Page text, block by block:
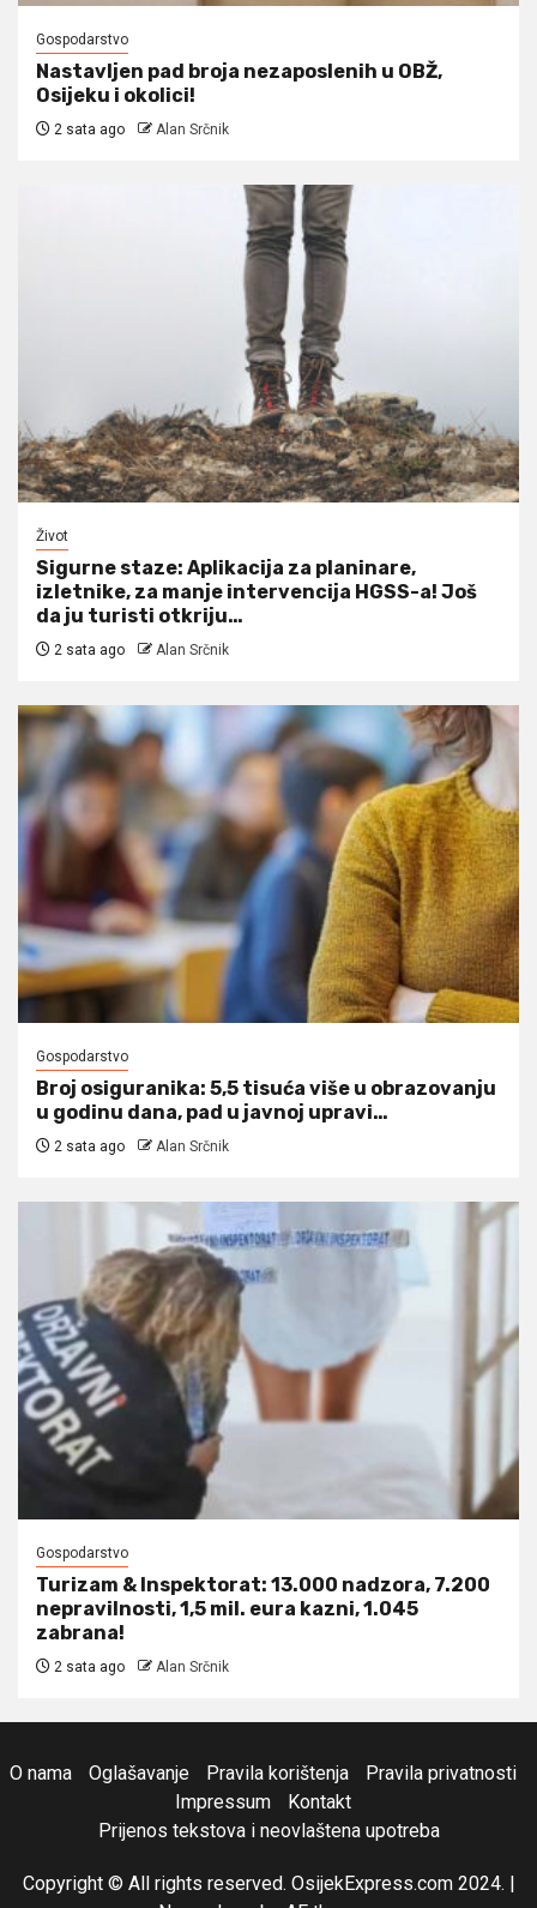
Gospodarstvo
Nastavljen pad broja nezaposlenih u OBŽ,
Osijeku i okolici!
2 sata ago Alan Srčnik
Život
Sigurne staze: Aplikacija za planinare,
izletnike, za manje intervencija HGSS-a! Još
da ju turisti otkriju…
2 sata ago Alan Srčnik
Gospodarstvo
Broj osiguranika: 5,5 tisuća više u obrazovanju
u godinu dana, pad u javnoj upravi…
2 sata ago Alan Srčnik
Gospodarstvo
Turizam & Inspektorat: 13.000 nadzora, 7.200
nepravilnosti, 1,5 mil. eura kazni, 1.045
zabrana!
2 sata ago Alan Srčnik
O nama Oglašavanje Pravila korištenja
Pravila privatnosti
Impressum
Kontakt
Prijenos tekstova i neovlaštena upotreba
Copyright © All rights reserved. OsijekExpress.com 2024. |